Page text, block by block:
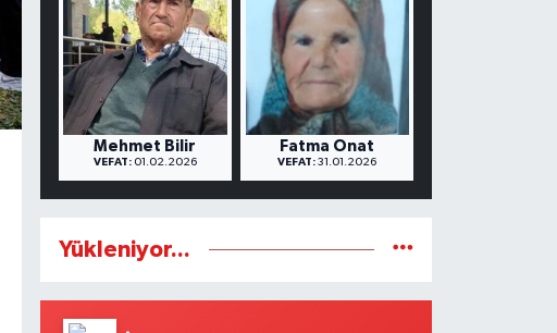
Mehmet Bilir
VEFAT:01.02.2026
Fatma Onat
VEFAT: 31.01.2026
Yükleniyor...